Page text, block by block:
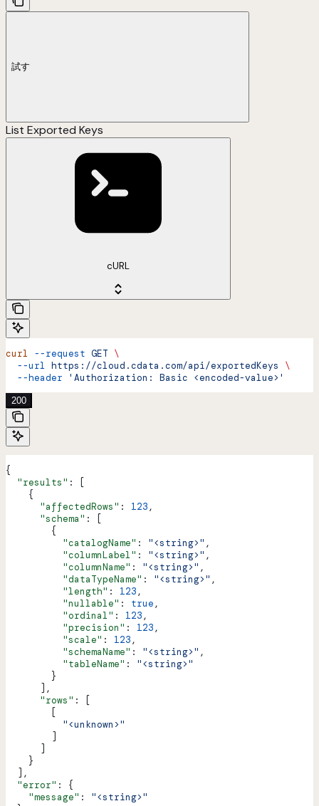
試す
List Exported Keys
cURL
curl --request GET \
  --url
https://cloud.cdata.com/api/exportedKeys
\
  --header
'Authorization: Basic <encoded-value>'
200
{
  "results"
: [
    {
      "affectedRows"
: 123,
      "schema"
: [
        {
          "catalogName"
: "<string>" ,
          "columnLabel"
: "<string>" ,
          "columnName"
: "<string>" ,
          "dataTypeName"
: "<string>" ,
          "length"
: 123,
          "nullable"
: true,
          "ordinal"
: 123,
          "precision"
: 123,
          "scale"
: 123,
          "schemaName"
: "<string>" ,
          "tableName"
: "<string>"
        }
      ],
      "rows"
: [
        [
          "<unknown>"
        ]
      ]
    }
  ],
  "error"
: {
    "message"
: "<string>"